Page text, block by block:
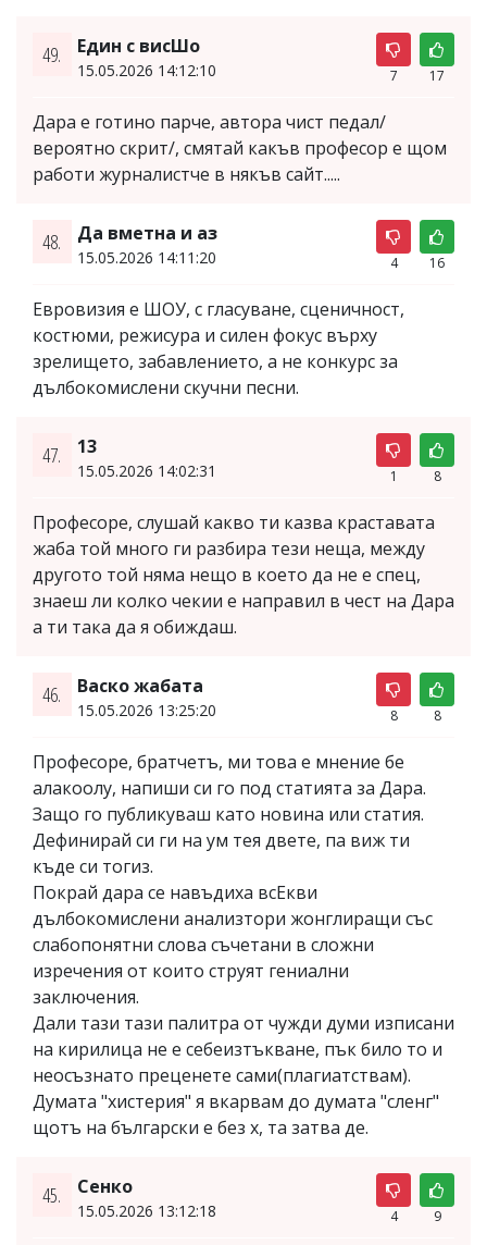
49. Един с висШо
15.05.2026 14:12:10 7 17
Дара е готино парче, автора чист педал/
вероятно скрит/, смятай какъв професор е щом
работи журналистче в някъв сайт.....
48. Да вметна и аз
15.05.2026 14:11:20 4 16
Евровизия е ШОУ, с гласуване, сценичност,
костюми, режисура и силен фокус върху
зрелището, забавлението, а не конкурс за
дълбокомислени скучни песни.
47. 13
15.05.2026 14:02:31 1 8
Професоре, слушай какво ти казва краставата
жаба той много ги разбира тези неща, между
другото той няма нещо в което да не е спец,
знаеш ли колко чекии е направил в чест на Дара
а ти така да я обиждаш.
46. Васко жабата
15.05.2026 13:25:20 8 8
Професоре, братчетъ, ми това е мнение бе
алакоолу, напиши си го под статията за Дара.
Защо го публикуваш като новина или статия.
Дефинирай си ги на ум тея двете, па виж ти
къде си тогиз.
Покрай дара се навъдиха всЕкви
дълбокомислени анализтори жонглиращи със
слабопонятни слова съчетани в сложни
изречения от които струят гениални
заключения.
Дали тази тази палитра от чужди думи изписани
на кирилица не е себеизтъкване, пък било то и
неосъзнато преценете сами(плагиатствам).
Думата "хистерия" я вкарвам до думата "сленг"
щотъ на български е без х, та затва де.
45. Сенко
15.05.2026 13:12:18 4 9